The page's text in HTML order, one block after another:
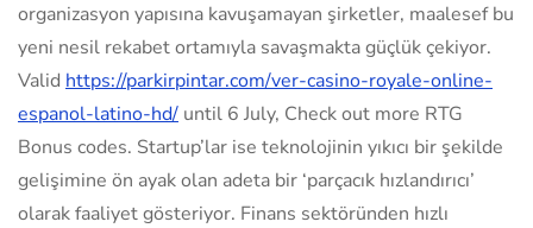
organizasyon yapısına kavuşamayan şirketler, maalesef bu
yeni nesil rekabet ortamıyla savaşmakta güçlük çekiyor.
Valid https://parkirpintar.com/ver-casino-royale-online-
espanol-latino-hd/ until 6 July, Check out more RTG
Bonus codes. Startup’lar ise teknolojinin yıkıcı bir şekilde
gelişimine ön ayak olan adeta bir ‘parçacık hızlandırıcı’
olarak faaliyet gösteriyor. Finans sektöründen hızlı